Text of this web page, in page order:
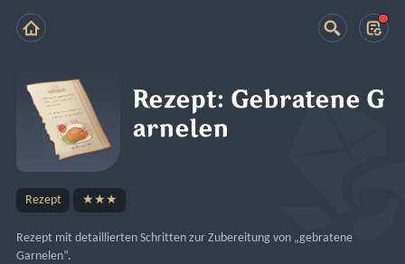
Rezept: Gebratene G
arnelen
Rezept ★★★
Rezept mit detaillierten Schritten zur Zubereitung von „gebratene
Garnelen“.